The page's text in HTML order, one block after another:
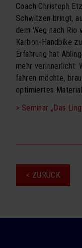
Coach Christoph
Schwitzen bringt,
dem Weg nach Rio
Karbon-Handbike
Erfahrung hat
mehr verinnerlicht:
fahren möchte,
optimiertes
> Seminar „Das
< ZURÜCK